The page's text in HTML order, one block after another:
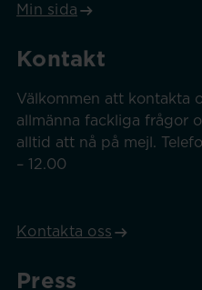
Min sida
Kontakt
Välkommen att kontakta
allmänna fackliga frågor
alltid att nå på mejl.
– 12.00
Kontakta oss
Press